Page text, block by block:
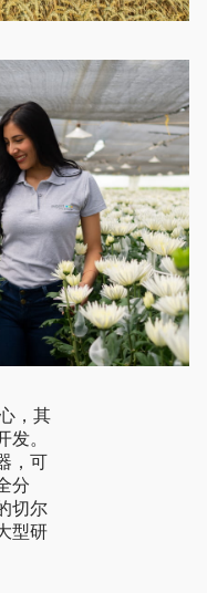
，其
。
，可
分
切尔
型研